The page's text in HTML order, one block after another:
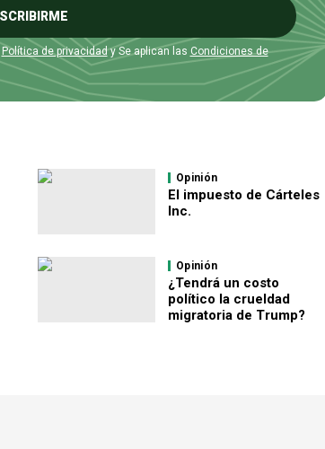
Política de privacidady Se aplican las Condiciones de
Opinión
El impuesto de Cárteles
Inc.
Opinión
¿Tendrá un costo
político la crueldad
migratoria de Trump?